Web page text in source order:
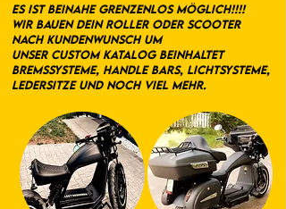
Es ist beinahe grenzenlos möglich!!!!
Wir bauen dein Roller oder Scooter
nach Kundenwunsch um
Unser Custom Katalog beinhaltet
Bremssysteme, Handle Bars, Lichtsysteme,
Ledersitze und noch viel mehr.